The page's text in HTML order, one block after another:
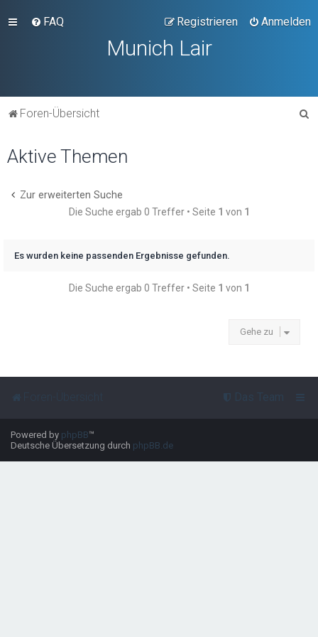
FAQ Anmelden
Registrieren
Munich Lair
Foren-Übersicht
Aktive Themen
Zur erweiterten Suche
Die Suche ergab 0 Treffer • Seite 1 von 1
Es wurden keine passenden Ergebnisse gefunden.
Die Suche ergab 0 Treffer • Seite 1 von 1
Gehe zu
Das Team
Powered by phpBB™
Deutsche Übersetzung durch phpBB.de